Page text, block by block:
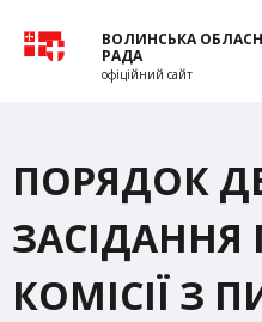
ВОЛИНСЬКА
РАДА
офіційний сайт
ПОРЯДОК
ЗАСІДАННЯ
КОМІСІЇ З